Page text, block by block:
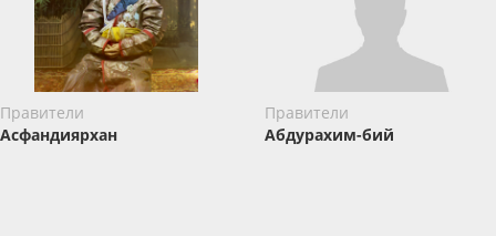
Правители
Асфандиярхан
Правители
Абдурахим-бий